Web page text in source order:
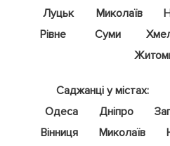
Луцьк
Миколаїв
Рівне
Суми
Саджанці у містах:
Одеса
Дніпро
Вінниця
Миколаїв